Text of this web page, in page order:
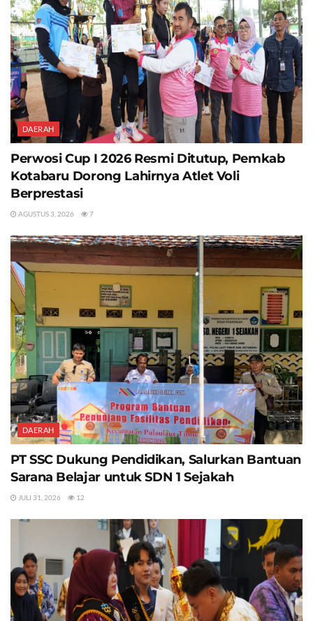
DAERAH
Perwosi Cup I 2026 Resmi Ditutup, Pemkab
Kotabaru Dorong Lahirnya Atlet Voli
Berprestasi
AGUSTUS 3, 2026 7
DAERAH
PT SSC Dukung Pendidikan, Salurkan Bantuan
Sarana Belajar untuk SDN 1 Sejakah
JULI 31, 2026 12